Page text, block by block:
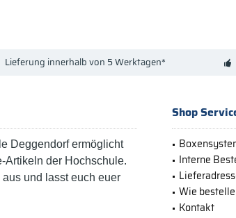
Lieferung innerhalb von 5 Werktagen*
Deggendorf ermöglicht
Artikeln der Hochschule.
und lasst euch euer
Shop
Interne
Wie
Kontakt